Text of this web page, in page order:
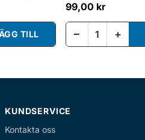
TILL
99,00 kr
− +
KUNDSERVICE
Kontakta oss